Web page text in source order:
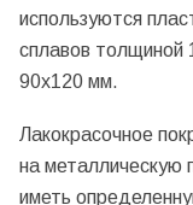
используются
сплавов толщиной
90х120 мм.
Лакокрасочное
на металлическую
иметь